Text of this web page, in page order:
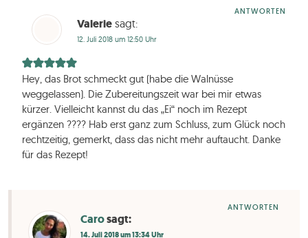
Valerie sagt:
12. Juli 2018 um 12:50 Uhr
Hey, das Brot schmeckt gut (habe die Walnüsse
weggelassen). Die Zubereitungszeit war bei mir etwas
kürzer. Vielleicht kannst du das „Ei“ noch im Rezept
ergänzen ???? Hab erst ganz zum Schluss, zum Glück noch
rechtzeitig, gemerkt, dass das nicht mehr auftaucht. Danke
für das Rezept!
ANTWORTEN
Carosagt:
14. Juli 2018 um 13:34 Uhr
ANTWORTEN